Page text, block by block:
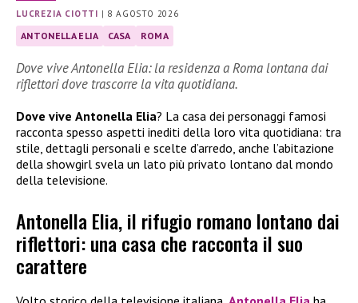
LUCREZIA CIOTTI | 8 AGOSTO 2026
ANTONELLA ELIA CASA ROMA
Dove vive Antonella Elia: la residenza a Roma lontana dai
riflettori dove trascorre la vita quotidiana.
Dove vive Antonella Elia? La casa dei personaggi famosi
racconta spesso aspetti inediti della loro vita quotidiana: tra
stile, dettagli personali e scelte d’arredo, anche l’abitazione
della showgirl svela un lato più privato lontano dal mondo
della televisione.
Antonella Elia, il rifugio romano lontano dai
riflettori: una casa che racconta il suo
carattere